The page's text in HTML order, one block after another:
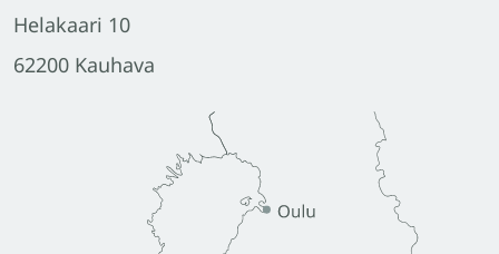
Helakaari 10
62200 Kauhava